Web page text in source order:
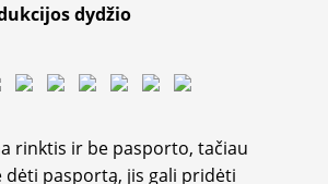
dydžio
rinktis ir be pasporto, tačiau
pasportą, jis gali pridėti